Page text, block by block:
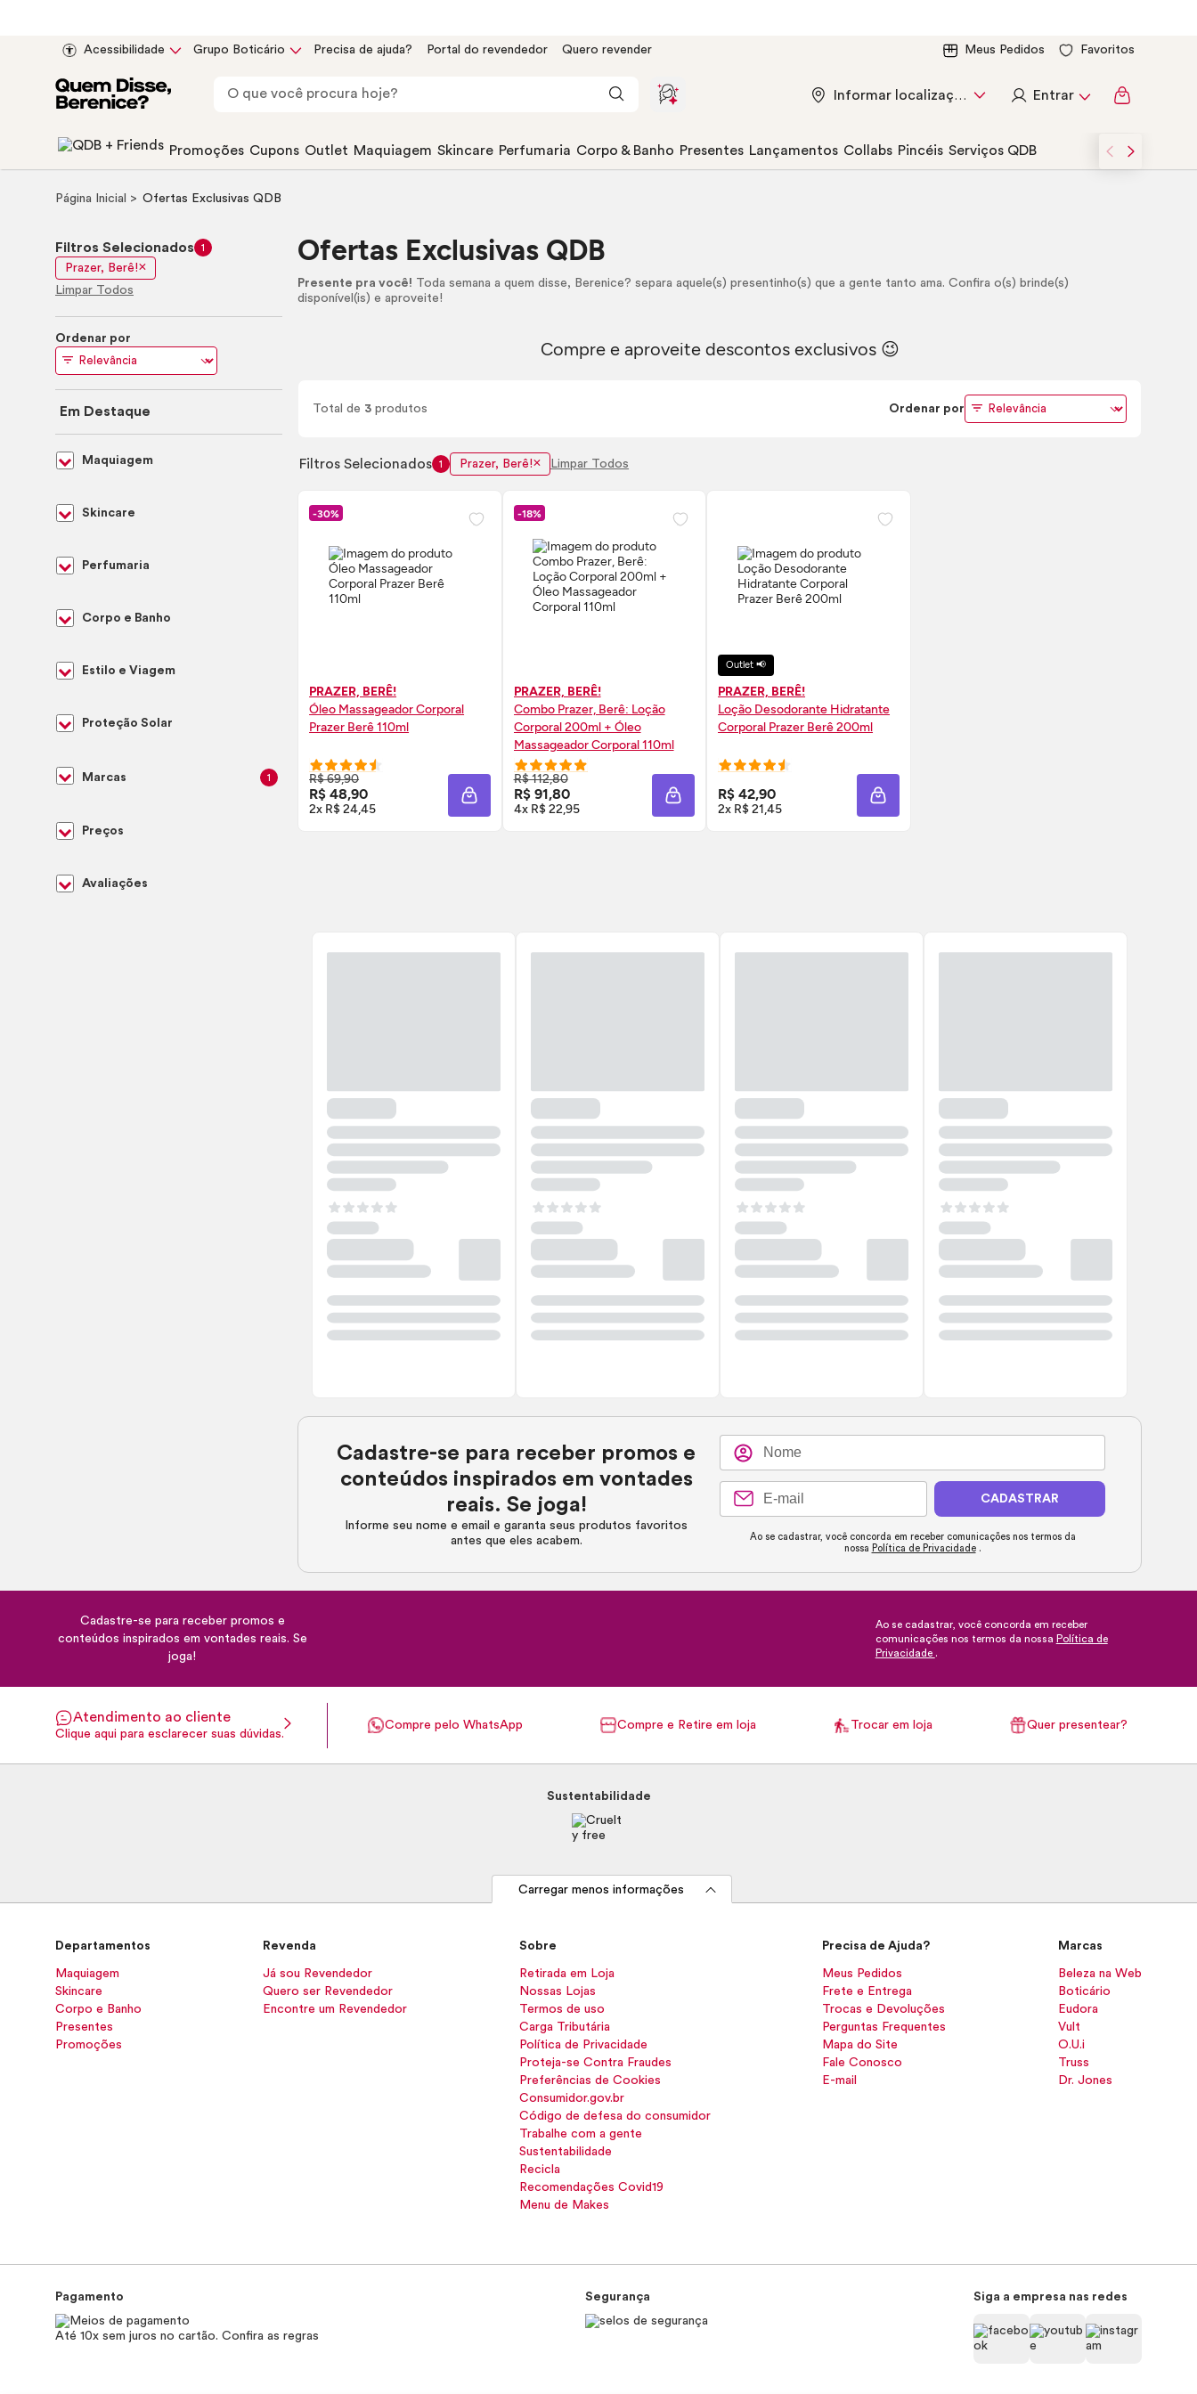
Acessibilidade Grupo Boticário Precisa de ajuda? Portal do revendedor Quero revender Meus Pedidos Favoritos
Informar localização Entrar
Promoções Cupons Outlet Maquiagem Skincare Perfumaria Corpo & Banho Presentes Lançamentos Collabs Pincéis Serviços QDB
Página Inicial Ofertas Exclusivas QDB
Ofertas Exclusivas QDB
Presente pra você! Toda semana a quem disse, Berenice? separa aquele(s) presentinho(s) que a gente tanto ama. Confira o(s) brinde(s)
disponível(is) e aproveite!
Compre e aproveite descontos exclusivos 😉
Total de 3 produtos Ordenar por
Filtros Selecionados 1 Prazer, Berê! Limpar Todos
-30%
PRAZER, BERÊ!
Óleo Massageador Corporal
Prazer Berê 110ml
R$ 69,90
R$ 48,90
2x R$ 24,45
COMPRE AGORA ❯
ADICIONAR À SACOLA
-18%
PRAZER, BERÊ!
Combo Prazer, Berê: Loção
Corporal 200ml + Óleo
Massageador Corporal 110ml
R$ 112,80
R$ 91,80
4x R$ 22,95
COMPRE AGORA ❯
ADICIONAR À SACOLA
Outlet 📢
PRAZER, BERÊ!
Loção Desodorante Hidratante
Corporal Prazer Berê 200ml
R$ 42,90
2x R$ 21,45
COMPRE AGORA ❯
ADICIONAR À SACOLA
Cadastre-se para receber promos e
conteúdos inspirados em vontades
reais. Se joga!
Informe seu nome e email e garanta seus produtos favoritos
antes que eles acabem.
CADASTRAR
Ao se cadastrar, você concorda em receber comunicações nos termos da
nossa Política de Privacidade.
Filtros Selecionados 1
Prazer, Berê!
Limpar Todos
Ordenar por
Em Destaque
Maquiagem
Skincare
Perfumaria
Corpo e Banho
Estilo e Viagem
Proteção Solar
Marcas 1
Preços
Avaliações
Cadastre-se para receber promos e
conteúdos inspirados em vontades reais. Se
joga!
Ao se cadastrar, você concorda em receber
comunicações nos termos da nossa Política de
Privacidade .
Atendimento ao cliente
Clique aqui para esclarecer suas dúvidas.
Compre pelo WhatsApp Compre e Retire em loja Trocar em loja Quer presentear?
Sustentabilidade
Carregar menos informações
Departamentos
Maquiagem
Skincare
Corpo e Banho
Presentes
Promoções
Revenda
Já sou Revendedor
Quero ser Revendedor
Encontre um Revendedor
Sobre
Retirada em Loja
Nossas Lojas
Termos de uso
Carga Tributária
Política de Privacidade
Proteja-se Contra Fraudes
Preferências de Cookies
Consumidor.gov.br
Código de defesa do consumidor
Trabalhe com a gente
Sustentabilidade
Recicla
Recomendações Covid19
Menu de Makes
Precisa de Ajuda?
Meus Pedidos
Frete e Entrega
Trocas e Devoluções
Perguntas Frequentes
Mapa do Site
Fale Conosco
E-mail
Marcas
Beleza na Web
Boticário
Eudora
Vult
O.U.i
Truss
Dr. Jones
Pagamento
Até 10x sem juros no cartão. Confira as regras
Segurança Siga a empresa nas redes